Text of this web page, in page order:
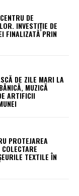
DE
INVESTIȚIE DE
FINALIZATĂ PRIN
DE ZILE MARI LA
MUZICĂ
ARTIFICII
PROTEJAREA
TEXTILE ÎN